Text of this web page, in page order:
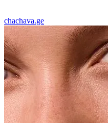
chachava.ge